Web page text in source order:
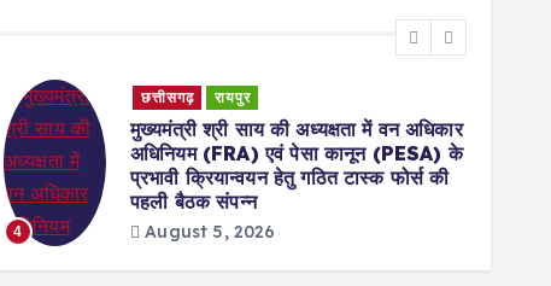
4
छत्तीसगढ़ रायपुर
मुख्यमंत्री श्री साय की अध्यक्षता में वन अधिकार
अधिनियम (FRA) एवं पेसा कानून (PESA) के
प्रभावी क्रियान्वयन हेतु गठित टास्क फोर्स की
पहली बैठक संपन्न
August 5, 2026